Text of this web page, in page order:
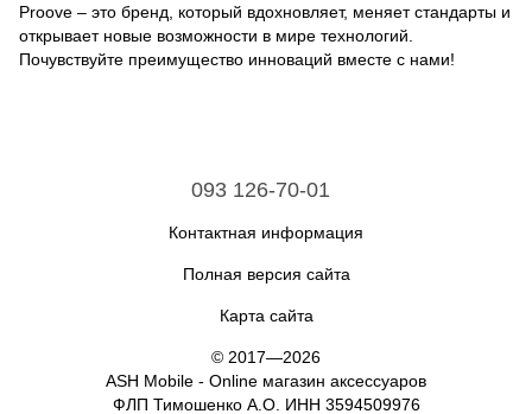
Proove – это бренд, который вдохновляет, меняет стандарты и
открывает новые возможности в мире технологий.
Почувствуйте преимущество инноваций вместе с нами!
093 126-70-01
Контактная информация
Полная версия сайта
Карта сайта
© 2017—2026
ASH Mobile - Online магазин аксессуаров
ФЛП Тимошенко А.О. ИНН 3594509976